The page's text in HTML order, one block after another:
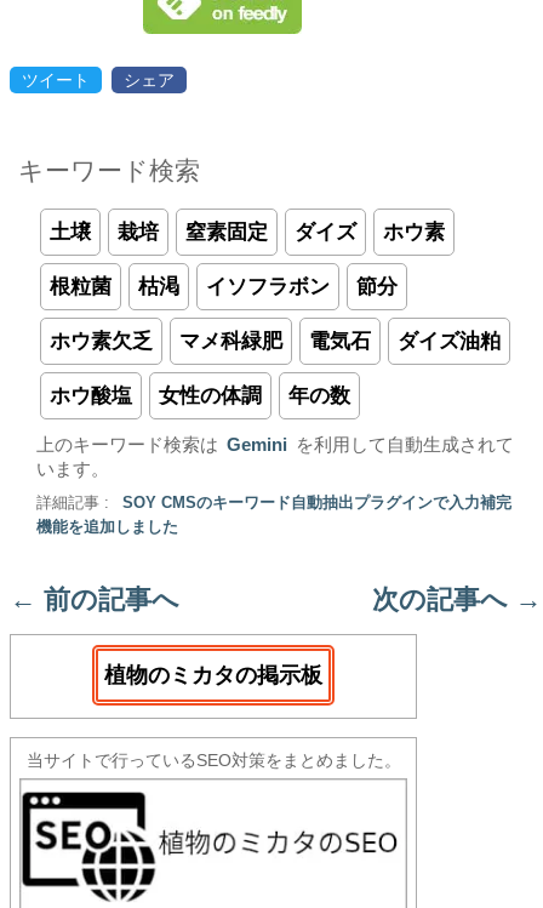
ツイート シェア
キーワード検索
土壌 栽培 窒素固定 ダイズ ホウ素
根粒菌 枯渇 イソフラボン 節分
ホウ素欠乏 マメ科緑肥 電気石 ダイズ油粕
ホウ酸塩 女性の体調 年の数
上のキーワード検索は Gemini
を利用して自動生成されて
います。
詳細記事 :
SOY CMSのキーワード自動抽出プラグインで入力補完
機能を追加しました
← 前の記事へ 次の記事へ →
植物のミカタの掲示板
当サイトで行っているSEO対策をまとめました。